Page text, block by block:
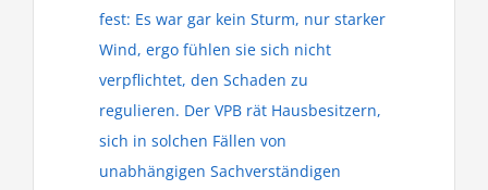
fest: Es war gar kein Sturm, nur starker
Wind, ergo fühlen sie sich nicht
verpflichtet, den Schaden zu
regulieren. Der VPB rät Hausbesitzern,
sich in solchen Fällen von
unabhängigen Sachverständigen